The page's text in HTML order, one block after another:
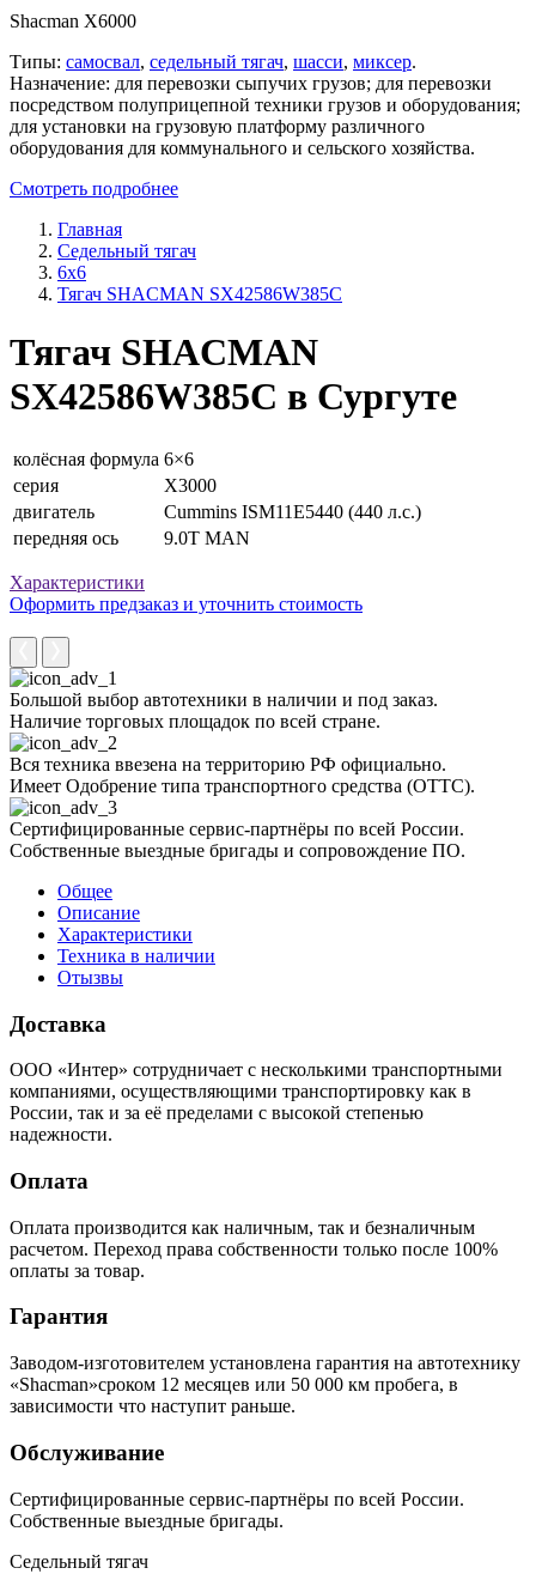
Shacman X6000
Типы: самосвал, седельный тягач, шасси, миксер.
Назначение: для перевозки сыпучих грузов; для перевозки
посредством полуприцепной техники грузов и оборудования;
для установки на грузовую платформу различного
оборудования для коммунального и сельского хозяйства.
Смотреть подробнее
Главная
Седельный тягач
6x6
Тягач SHACMAN SX42586W385C
Тягач SHACMAN
SX42586W385C в Сургуте
колёсная формула 6×6
серия
X3000
двигатель
Cummins ISM11E5440 (440 л.с.)
передняя ось
9.0T MAN
Характеристики
Оформить предзаказ и уточнить стоимость
Большой выбор автотехники в наличии и под заказ.
Наличие торговых площадок по всей стране.
Вся техника ввезена на территорию РФ официально.
Имеет Одобрение типа транспортного средства (ОТТС).
Сертифицированные сервис-партнёры по всей России.
Собственные выездные бригады и сопровождение ПО.
Общее
Описание
Характеристики
Техника в наличии
Отызвы
Доставка
ООО «Интер» сотрудничает с несколькими транспортными
компаниями, осуществляющими транспортировку как в
России, так и за её пределами с высокой степенью
надежности.
Оплата
Оплата производится как наличным, так и безналичным
расчетом. Переход права собственности только после 100%
оплаты за товар.
Гарантия
Заводом-изготовителем установлена гарантия на автотехнику
«Shacman»сроком 12 месяцев или 50 000 км пробега, в
зависимости что наступит раньше.
Обслуживание
Сертифицированные сервис-партнёры по всей России.
Собственные выездные бригады.
Седельный тягач